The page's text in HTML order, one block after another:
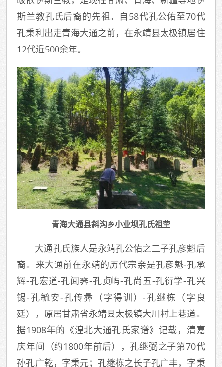
斯兰教孔氏后裔的先祖。自58代孔公佑至70代
孔秉利出走青海大通之前，在永靖县太极镇居住
12代近500余年。
青海大通县斜沟乡小业坝孔氏祖茔
大通孔氏族人是永靖孔公佑之二子孔彦魁后
裔。来大通前在永靖的历代宗亲是孔彦魁-孔承
辉-孔宏道-孔闻霁-孔贞屿-孔尚五-孔衍学-孔兴
锡-孔毓安-孔传彝（字得训）-孔继栋（字良
廷），原居甘肃省永靖县太极镇大川村上巷道。
据1908年的《湟北大通孔氏家谱》记载，清嘉
庆年间（约1800年前后），孔继弼之子第70代
孙孔广乾，字秉元；孔继栋之长子孔广丰，字秉